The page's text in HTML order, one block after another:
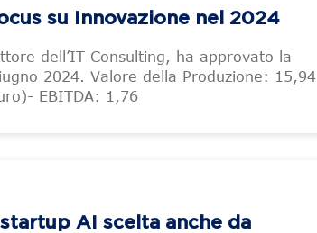
su Innovazione nel 2024
dell’IT Consulting, ha approvato la
2024. Valore della Produzione: 15,94
EBITDA: 1,76
AI scelta anche da